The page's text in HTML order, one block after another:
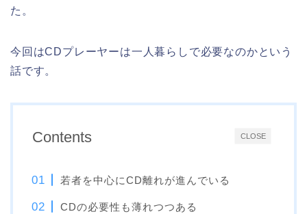
た。
今回はCDプレーヤーは一人暮らしで必要なのかという
話です。
CLOSE
Contents
若者を中心にCD離れが進んでいる
CDの必要性も薄れつつある